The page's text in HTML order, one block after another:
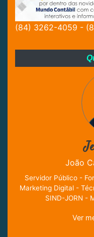
(84) 3262-4059 -
João
Servidor Público -
Marketing Digital -
SIND-JORN -
Ver